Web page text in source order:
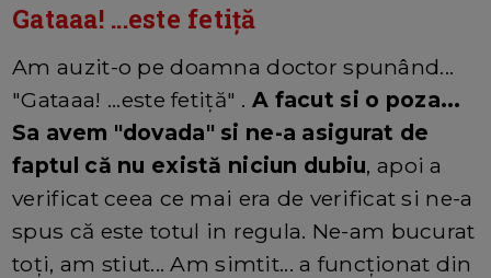
Gataaa! ...este fetiță
Am auzit-o pe doamna doctor spunând...
"Gataaa! ...este fetiță" . A facut si o poza...
Sa avem "dovada" si ne-a asigurat de
faptul că nu există niciun dubiu, apoi a
verificat ceea ce mai era de verificat si ne-a
spus că este totul in regula. Ne-am bucurat
toți, am stiut... Am simtit... a funcționat din